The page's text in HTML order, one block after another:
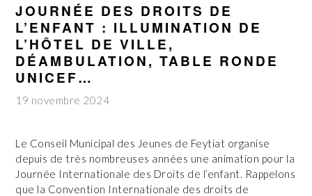
JOURNÉE DES DROITS DE
L’ENFANT : ILLUMINATION DE
L’HÔTEL DE VILLE,
DÉAMBULATION, TABLE RONDE
UNICEF…
19 novembre 2024
Le Conseil Municipal des Jeunes de Feytiat organise
depuis de très nombreuses années une animation pour la
Journée Internationale des Droits de l’enfant. Rappelons
que la Convention Internationale des droits de